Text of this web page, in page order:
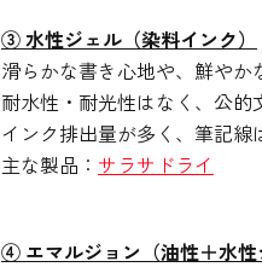
③ 水性ジェル（染料インク）
滑らかな書き心地や、鮮やか
耐水性・耐光性はなく、公的
インク排出量が多く、筆記線
主な製品： サラサドライ
④ エマルジョン（油性＋水性